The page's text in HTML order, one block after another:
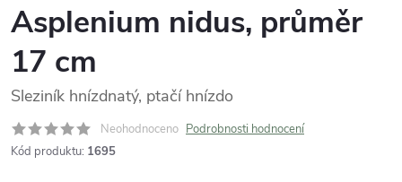
Asplenium nidus, průměr
17 cm
Sleziník hnízdnatý, ptačí hnízdo
Neohodnoceno Podrobnosti hodnocení
Kód produktu: 1695